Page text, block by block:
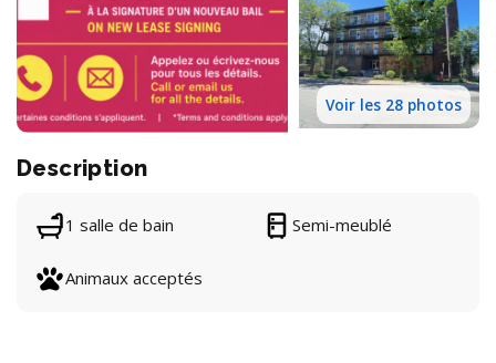
Voir les 28 photos
Description
1 salle de bain Semi-meublé
Animaux acceptés